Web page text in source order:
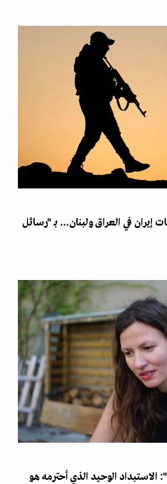
في العراق ولبنان... بـ "رسائل
الاستبداد الوحيد الذي أحترمه هو